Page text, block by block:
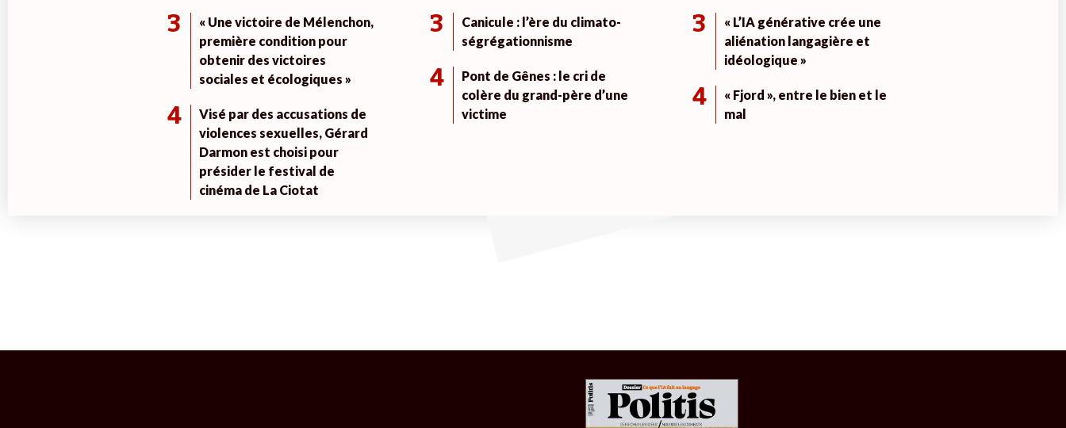
3
« Une victoire de Mélenchon,
première condition pour
obtenir des victoires
sociales et écologiques »
4
Visé par des accusations de
violences sexuelles, Gérard
Darmon est choisi pour
présider le festival de
cinéma de La Ciotat
3
Canicule : l’ère du climato-
ségrégationnisme
4
Pont de Gênes : le cri de
colère du grand-père d’une
victime
3
« L’IA générative crée une
aliénation langagière et
idéologique »
4
« Fjord », entre le bien et le
mal